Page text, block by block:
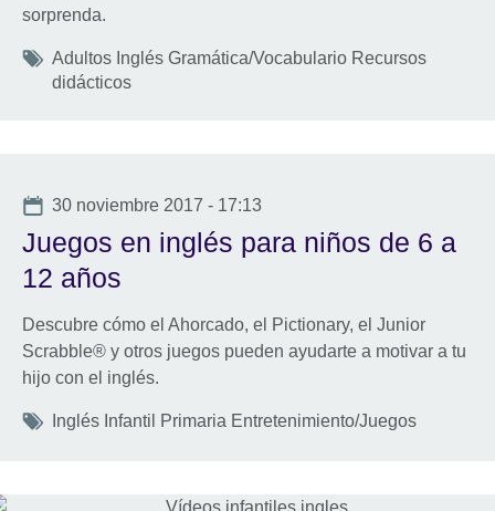
sorprenda.
Tags
Adultos Inglés Gramática/Vocabulario Recursos
didácticos
Date
30 noviembre 2017 - 17:13
Juegos en inglés para niños de 6 a
12 años
Descubre cómo el Ahorcado, el Pictionary, el Junior
Scrabble® y otros juegos pueden ayudarte a motivar a tu
hijo con el inglés.
Tags
Inglés Infantil Primaria Entretenimiento/Juegos